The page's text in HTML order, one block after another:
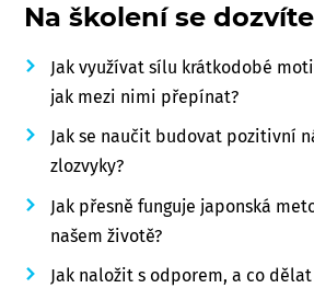
Na školení se dozvíte
Jak využívat sílu krátkodobé
jak mezi nimi přepínat?
Jak se naučit budovat pozitivní
zlozvyky?
Jak přesně funguje japonská
našem životě?
Jak naložit s odporem, a co